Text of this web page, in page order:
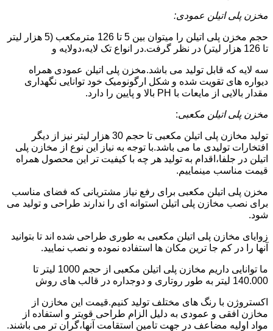
مخزن پلی اتیلن عمودی:
حجم مخزن پلی اتیلن را میتوان بین 5 تا 126 مترمکعب (5 هزار لیتر
تا 126 هزار لیتر) در نظر گرفت.در انواع تک لایه،دولایه و
سه لایه که قابل تولید می باشد.مخزن پلی اتیلن عمودی همراه
دیواره های تقویت شده و شکل ارگونومیک خود توانایی نگهداری
مقدار بالایی از مایعات با PH بالا و پایین را دارد.
مخزن پلی اتیلن مکعبی:
تولید مخازن پلی اتیلن مکعبی تا حجم 30 هزار لیتر نیز از دیگر
افتخارات تولیدی ما می باشد.با توجه به نیاز این نوع از مخازن پلی
اتیلن در جلفا،اقدام به تولید هر چه با کیفیت تر این محصول همراه
قیمت مناسب مینماییم.
مخزن پلی اتیلن مکعبی برای رفع نیاز مشتریانی که فضای مناسب
برای نصب مخازن پلی اتیلن استوانه ای را ندارند طراحی و تولید می
شود.
زوایای مخازن پلی اتیلن مکعبی به طوری طراحی شده اند تا بتوانید
آنها را در کم جا ترین مکان ها استفاده نموده و نصب نمایید.
ما توانایی داریم مخازن پلی اتیلن مکعبی از حجم 1000 لیتر تا
140.000 لیتر به طور روتاری و دوجداره در قالب های روش
اکستروژن با رنگ های مختلف تولید کنیم.قیمت این مخازن از
مخازن افقی و عمودی به دلیل الزام طراحی قویتر و استفاده از
مواد اولیه مضاعف در جهت تامین استقامت آنها،گران تر می باشند.